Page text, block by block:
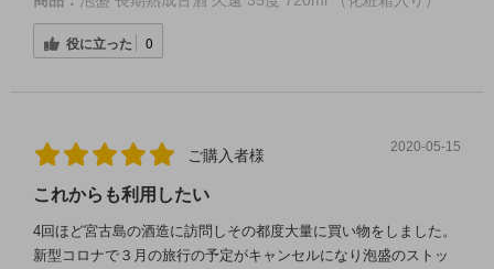
役に立った 0
ご購入者様 2020-05-15
これからも利用したい
4回ほど宮古島の酒造に訪問しその都度大量に買い物をしました。
新型コロナで３月の旅行の予定がキャンセルになり泡盛のストッ